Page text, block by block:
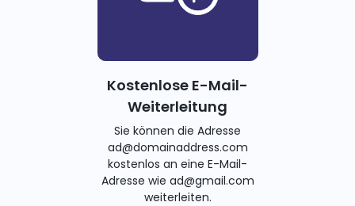
Kostenlose E-Mail-
Weiterleitung
Sie können die Adresse
ad@domainaddress.com
kostenlos an eine E-Mail-
Adresse wie ad@gmail.com
weiterleiten.